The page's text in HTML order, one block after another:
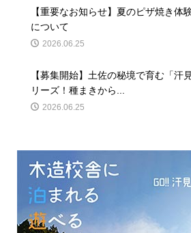
【重要なお知らせ】夏のピザ焼き体
について
2026.06.25
【募集開始】土佐の秘境で育む「汗
リーズ！種まきから...
2026.06.25